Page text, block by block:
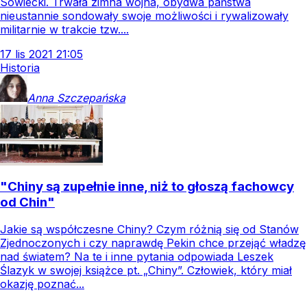
nieustannie sondowały swoje możliwości i rywalizowały
militarnie w trakcie tzw....
17 lis 2021 21:05
Historia
Anna Szczepańska
"Chiny są zupełnie inne, niż to głoszą fachowcy
od Chin"
Jakie są współczesne Chiny? Czym różnią się od Stanów
Zjednoczonych i czy naprawdę Pekin chce przejąć władzę
nad światem? Na te i inne pytania odpowiada Leszek
Ślazyk w swojej książce pt. „Chiny”. Człowiek, który miał
okazję poznać...